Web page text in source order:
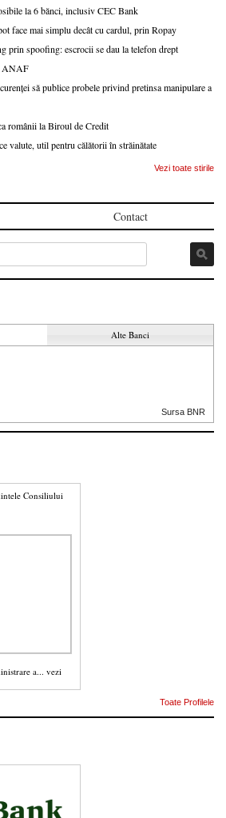
la 6 bănci, inclusiv CEC Bank
face mai simplu decât cu cardul, prin Ropay
prin spoofing: escrocii se dau la telefon drept
ANAF
să publice probele privind pretinsa manipulare a
românii la Biroul de Credit
valute, util pentru călătorii în străinătate
Vezi toate stirile
Contact
Alte Banci
Sursa BNR
Consiliului
a... vezi
Toate Profilele